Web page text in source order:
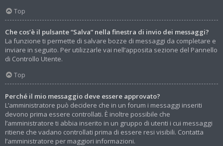
Top
Che cos’è il pulsante “Salva” nella finestra di invio dei messaggi?
La funzione ti permette di salvare bozze di messaggi da completare e
inviare in seguito. Per utilizzarle vai nell’apposita sezione del Pannello
di Controllo Utente.
Top
Perché il mio messaggio deve essere approvato?
L’amministratore può decidere che in un forum i messaggi inseriti
devono prima essere controllati. È inoltre possibile che
l’amministratore ti abbia inserito in un gruppo di utenti i cui messaggi
ritiene che vadano controllati prima di essere resi visibili. Contatta
l’amministratore per maggiori informazioni.